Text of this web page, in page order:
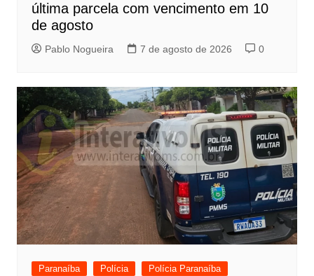
última parcela com vencimento em 10
de agosto
Pablo Nogueira 7 de agosto de 2026 0
Paranaíba Polícia
Polícia Paranaíba